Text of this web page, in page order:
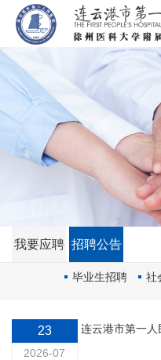
我要应聘 招聘公告
毕业生招聘 社
23
2026-07
连云港市第一